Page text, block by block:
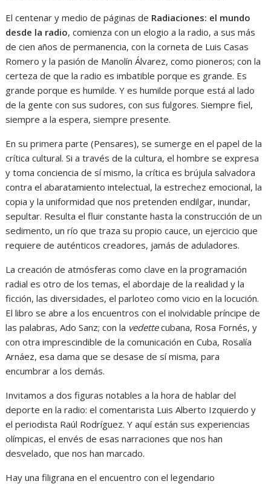
El centenar y medio de páginas de Radiaciones: el mundo
desde la radio, comienza con un elogio a la radio, a sus más
de cien años de permanencia, con la corneta de Luis Casas
Romero y la pasión de Manolín Álvarez, como pioneros; con la
certeza de que la radio es imbatible porque es grande. Es
grande porque es humilde. Y es humilde porque está al lado
de la gente con sus sudores, con sus fulgores. Siempre fiel,
siempre a la espera, siempre presente.
En su primera parte (Pensares), se sumerge en el papel de la
crítica cultural. Si a través de la cultura, el hombre se expresa
y toma conciencia de sí mismo, la crítica es brújula salvadora
contra el abaratamiento intelectual, la estrechez emocional, la
copia y la uniformidad que nos pretenden endilgar, inundar,
sepultar. Resulta el fluir constante hasta la construcción de un
sedimento, un río que traza su propio cauce, un ejercicio que
requiere de auténticos creadores, jamás de aduladores.
La creación de atmósferas como clave en la programación
radial es otro de los temas, el abordaje de la realidad y la
ficción, las diversidades, el parloteo como vicio en la locución.
El libro se abre a los encuentros con el inolvidable príncipe de
las palabras, Ado Sanz; con la vedettecubana, Rosa Fornés, y
con otra imprescindible de la comunicación en Cuba, Rosalía
Arnáez, esa dama que se desase de sí misma, para
encumbrar a los demás.
Invitamos a dos figuras notables a la hora de hablar del
deporte en la radio: el comentarista Luis Alberto Izquierdo y
el periodista Raúl Rodríguez. Y aquí están sus experiencias
olímpicas, el envés de esas narraciones que nos han
desvelado, que nos han marcado.
Hay una filigrana en el encuentro con el legendario